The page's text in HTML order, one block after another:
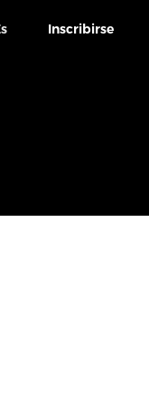
Inscribirse